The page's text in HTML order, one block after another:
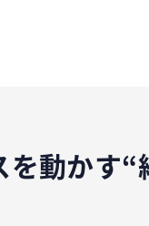
を動かす“